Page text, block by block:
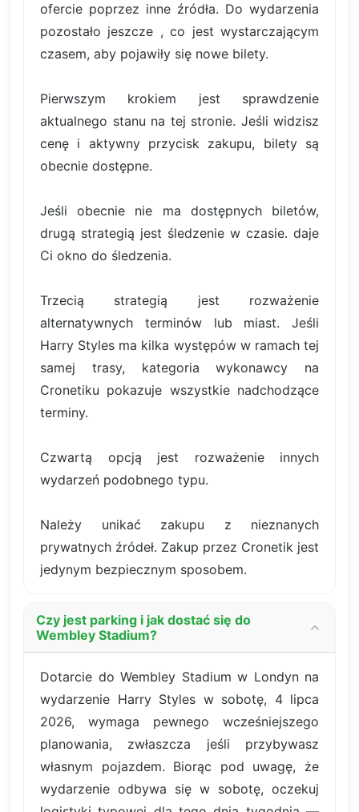
ofercie poprzez inne źródła. Do wydarzenia
pozostało jeszcze , co jest wystarczającym
czasem, aby pojawiły się nowe bilety.
Pierwszym krokiem jest sprawdzenie
aktualnego stanu na tej stronie. Jeśli widzisz
cenę i aktywny przycisk zakupu, bilety są
obecnie dostępne.
Jeśli obecnie nie ma dostępnych biletów,
drugą strategią jest śledzenie w czasie. daje
Ci okno do śledzenia.
Trzecią strategią jest rozważenie
alternatywnych terminów lub miast. Jeśli
Harry Styles ma kilka występów w ramach tej
samej trasy, kategoria wykonawcy na
Cronetiku pokazuje wszystkie nadchodzące
terminy.
Czwartą opcją jest rozważenie innych
wydarzeń podobnego typu.
Należy unikać zakupu z nieznanych
prywatnych źródeł. Zakup przez Cronetik jest
jedynym bezpiecznym sposobem.
Czy jest parking i jak dostać się do
Wembley Stadium?
Dotarcie do Wembley Stadium w Londyn na
wydarzenie Harry Styles w sobotę, 4 lipca
2026, wymaga pewnego wcześniejszego
planowania, zwłaszcza jeśli przybywasz
własnym pojazdem. Biorąc pod uwagę, że
wydarzenie odbywa się w sobotę, oczekuj